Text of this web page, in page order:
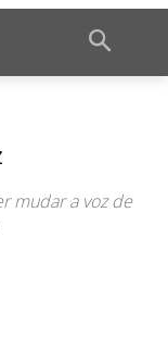
mudar a voz de